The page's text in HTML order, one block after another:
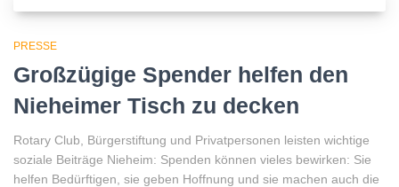
PRESSE
Großzügige Spender helfen den
Nieheimer Tisch zu decken
Rotary Club, Bürgerstiftung und Privatpersonen leisten wichtige
soziale Beiträge Nieheim: Spenden können vieles bewirken: Sie
helfen Bedürftigen, sie geben Hoffnung und sie machen auch die